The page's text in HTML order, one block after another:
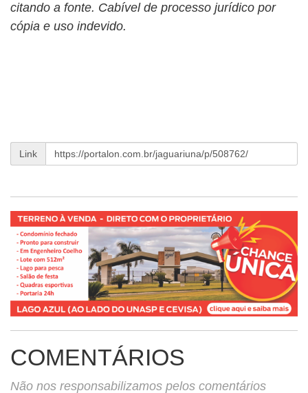
citando a fonte. Cabível de processo jurídico por
cópia e uso indevido.
Link
COMENTÁRIOS
Não nos responsabilizamos pelos comentários